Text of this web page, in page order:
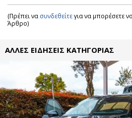
(Πρέπει να συνδεθείτεγια να μπορέσετε
Άρθρο)
ΑΛΛΕΣ ΕΙΔΗΣΕΙΣ ΚΑΤΗΓΟΡΙΑΣ